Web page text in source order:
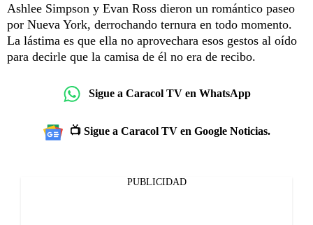
Ashlee Simpson y Evan Ross dieron un romántico paseo
por Nueva York, derrochando ternura en todo momento.
La lástima es que ella no aprovechara esos gestos al oído
para decirle que la camisa de él no era de recibo.
Sigue a Caracol TV en WhatsApp
📺 Sigue a Caracol TV en Google Noticias.
PUBLICIDAD